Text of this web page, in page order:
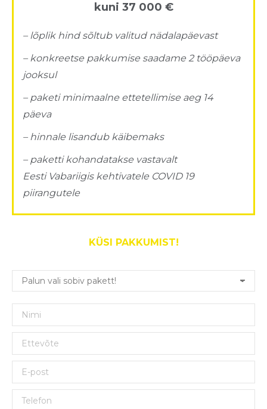
kuni 37 000 €
– lõplik hind sõltub valitud nädalapäevast
– konkreetse pakkumise saadame 2 tööpäeva
jooksul
– paketi minimaalne ettetellimise aeg14
päeva
– hinnale lisandub käibemaks
– paketti kohandatakse vastavalt
Eesti Vabariigis kehtivatele COVID 19
piirangutele
KÜSI PAKKUMIST!